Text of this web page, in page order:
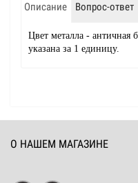
Описание Вопрос-ответ
Цвет металла - античная
указана за 1 единицу.
О НАШЕМ МАГАЗИНЕ